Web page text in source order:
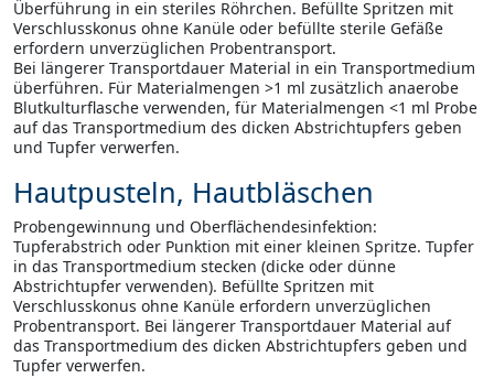
Überführung in ein steriles Röhrchen. Befüllte Spritzen mit
Verschlusskonus ohne Kanüle oder befüllte sterile Gefäße
erfordern unverzüglichen Probentransport.
Bei längerer Transportdauer Material in ein Transportmedium
überführen. Für Materialmengen >1 ml zusätzlich anaerobe
Blutkulturflasche verwenden, für Materialmengen <1 ml Probe
auf das Transportmedium des dicken Abstrichtupfers geben
und Tupfer verwerfen.
Hautpusteln, Hautbläschen
Probengewinnung und Oberflächendesinfektion:
Tupferabstrich oder Punktion mit einer kleinen Spritze. Tupfer
in das Transportmedium stecken (dicke oder dünne
Abstrichtupfer verwenden). Befüllte Spritzen mit
Verschlusskonus ohne Kanüle erfordern unverzüglichen
Probentransport. Bei längerer Transportdauer Material auf
das Transportmedium des dicken Abstrichtupfers geben und
Tupfer verwerfen.